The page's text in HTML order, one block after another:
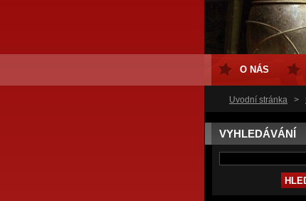
Úvodní stránka >
VYHLEDÁVÁNÍ
O NÁS